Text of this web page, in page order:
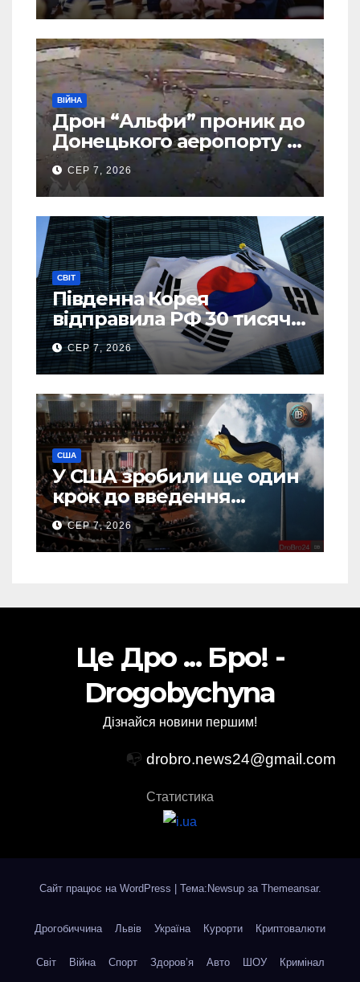
ВІЙНА
Дрон “Альфи” проник до
Донецького аеропорту та
спалив “Шахед” ще до
запуску
СЕР 7, 2026
СВІТ
Південна Корея
відправила РФ 30 тисяч
тонн авіапалива
СЕР 7, 2026
США
У США зробили ще один
крок до введення
“пекельних санкцій”
проти Росії
СЕР 7, 2026
Це Дро ... Бро! -
Drogobychyna
Дізнайся новини першим!
📭 drobro.news24@gmail.com
Статистика
Сайт працює на WordPress Тема:Newsup за Themeansar.
Дрогобиччина Львів Україна Курорти Криптовалюти
Світ Війна Спорт Здоров’я Авто ШОУ Кримінал